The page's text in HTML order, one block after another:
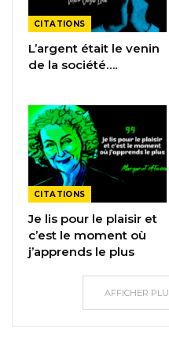
CITATIONS
L’argent était le venin
de la société….
CITATIONS
Je lis pour le plaisir et
c’est le moment où
j’apprends le plus
AFFICHER